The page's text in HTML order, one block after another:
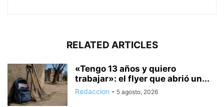
RELATED ARTICLES
«Tengo 13 años y quiero
trabajar»: el flyer que abrió un...
Redaccion - 5 agosto, 2026